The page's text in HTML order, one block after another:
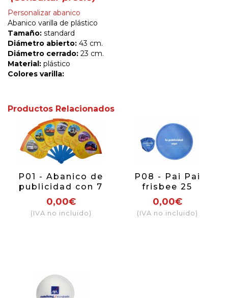
Personalizar abanico
Abanico varilla de plástico
Tamaño: standard
Diámetro abierto: 43 cm.
Diámetro cerrado: 23 cm.
Material: plástico
Colores varilla:
Productos Relacionados
P01 - Abanico de
publicidad con 7
varillas y 7
pétalos para
personalización.
0,00€
(IVA no incluido)
P08 - Pai Pai
frisbee 25
diámetro
plegable impreso
por una cara. tela
0,00€
(IVA no incluido)